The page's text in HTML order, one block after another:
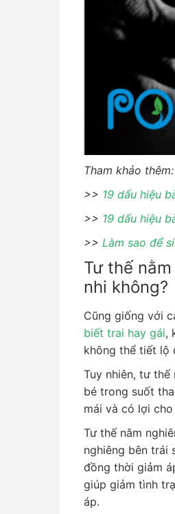
Tham khảo thêm:
>> 19 dấu hiệu
>> 19 dấu hiệu
>> Làm sao để
Tư thế
nhi không?
Cũng giống với
biết trai hay gái,
không thể tiết lộ
Tuy nhiên, tư
bé trong suốt
mái và có lợi
Tư thế nằm
nghiêng bên trái
đồng thời giảm
giúp giảm tình
áp.